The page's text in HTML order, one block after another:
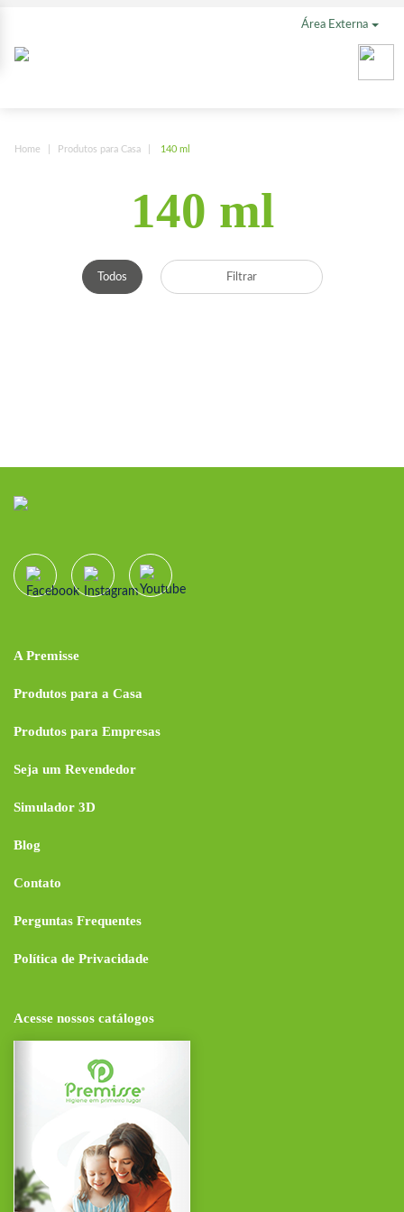
Área Externa
Home Produtos para Casa 140 ml
140 ml
Todos Filtrar
A Premisse
Produtos para a Casa
Produtos para Empresas
Seja um Revendedor
Simulador 3D
Blog
Contato
Perguntas Frequentes
Política de Privacidade
Acesse nossos catálogos